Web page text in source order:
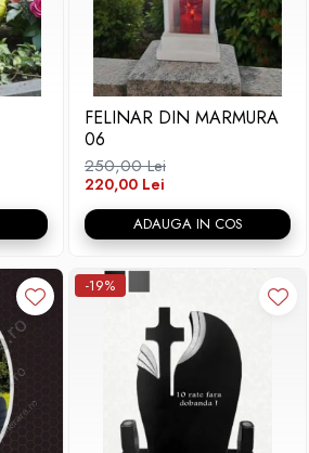
FELINAR DIN MARMURA
06
250,00 Lei
220,00 Lei
ADAUGA IN COS
-19%